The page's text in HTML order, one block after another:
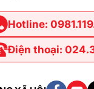
Đắk Nông
Đồng Nai
Hotline:
Điện thoại: